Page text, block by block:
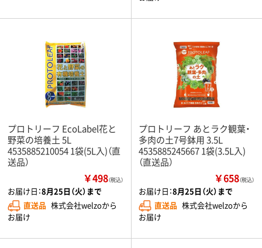
プロトリーフ EcoLabel花と
野菜の培養土 5L
4535885210054 1袋(5L入)（直
送品）
￥498（税込）
お届け日：8月25日（火）まで
直送品 株式会社welzoから
お届け
プロトリーフ あとラク観葉・
多肉の土7号鉢用 3.5L
4535885245667 1袋(3.5L入)
（直送品）
￥658（税込）
お届け日：8月25日（火）まで
直送品 株式会社welzoから
お届け